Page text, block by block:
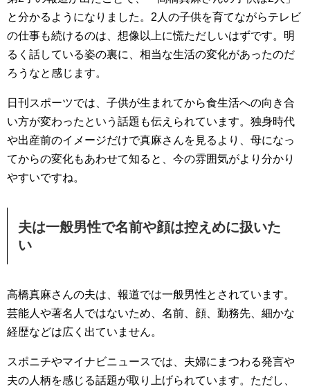
と分かるようになりました。2人の子供を育てながらテレビ
の仕事も続けるのは、想像以上に慌ただしいはずです。明
るく話している姿の裏に、相当な生活の変化があったのだ
ろうなと感じます。
日刊スポーツでは、子供が生まれてから食生活への向き合
い方が変わったという話題も伝えられています。独身時代
や出産前のイメージだけで真麻さんを見るより、母になっ
てからの変化もあわせて知ると、今の雰囲気がより分かり
やすいですね。
夫は一般男性で名前や顔は控えめに扱いた
い
高橋真麻さんの夫は、報道では一般男性とされています。
芸能人や著名人ではないため、名前、顔、勤務先、細かな
経歴などは広く出ていません。
スポニチやマイナビニュースでは、夫婦にまつわる発言や
夫の人柄を感じる話題が取り上げられています。ただし、